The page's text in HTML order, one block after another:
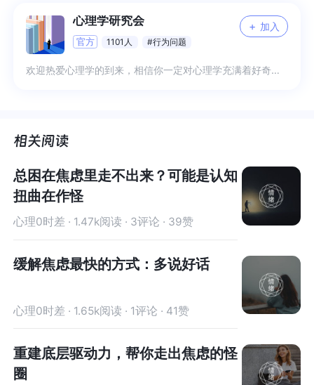
心理学研究会
官方 1101人 #行为问题
+ 加入
欢迎热爱心理学的到来，相信你一定对心理学充满着好奇，一起用专业知识来分享未知吧 1、日常分享专业知识解读 2、日常困扰互帮互助 3、专业交流与答疑 4、更多希望你来补充
总困在焦虑里走不出来？可能是认知
扭曲在作怪
心理0时差 · 1.47k阅读 · 3评论 · 39赞
缓解焦虑最快的方式：多说好话
心理0时差 · 1.65k阅读 · 1评论 · 41赞
重建底层驱动力，帮你走出焦虑的怪
圈